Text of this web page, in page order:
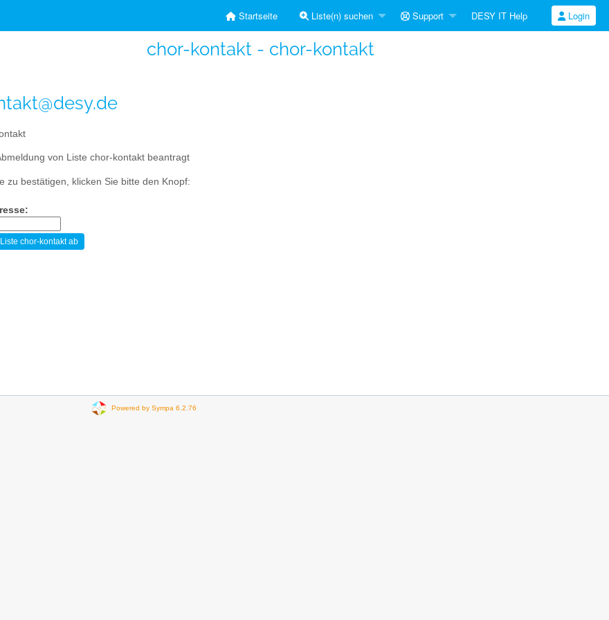
Startseite Liste(n) suchen Support DESY IT Help Login
chor-kontakt - chor-kontakt
von Liste chor-kontakt beantragt
zu bestätigen, klicken Sie bitte den Knopf:
Powered by Sympa 6.2.76